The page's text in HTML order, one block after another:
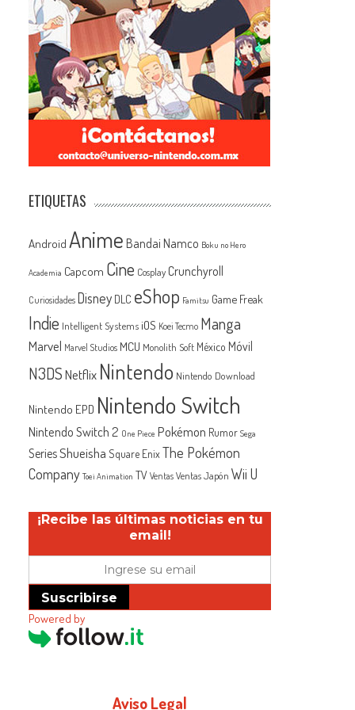
ETIQUETAS
Android Anime Bandai Namco Boku no Hero
Academia Capcom Cine Cosplay Crunchyroll
Curiosidades Disney DLC eShop Famitsu Game Freak
Indie Intelligent Systems iOS Koei Tecmo Manga
Marvel Marvel Studios MCU Monolith Soft México Móvil
N3DSNetflix Nintendo Nintendo Download
Nintendo EPD Nintendo Switch
Nintendo Switch 2 One Piece Pokémon Rumor Sega
SeriesShueisha Square EnixThe Pokémon
Company Toei Animation TV Ventas Ventas Japón Wii U
¡Recibe las últimas noticias en tu
email!
Suscribirse
Powered by
Aviso Legal